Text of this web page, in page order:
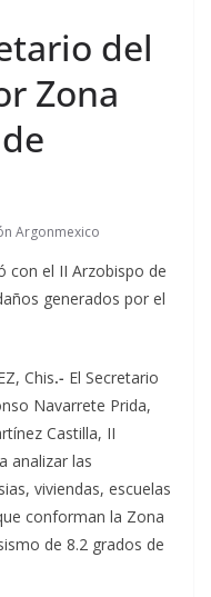
del
Zona
Argonmexico
con el II Arzobispo de
generados por el
Chis.- El Secretario
Navarrete Prida,
Castilla, II
analizar las
viviendas, escuelas
conforman la Zona
de 8.2 grados de